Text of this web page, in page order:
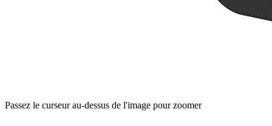
Passez le curseur au-dessus de l'image pour zoomer